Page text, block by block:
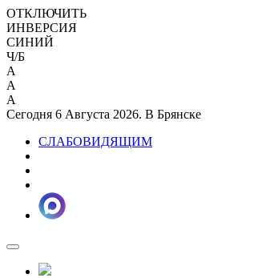
ОТКЛЮЧИТЬ
ИНВЕРСИЯ
СИНИЙ
Ч/Б
A
A
A
Сегодня 6 Августа 2026. В Брянске
СЛАБОВИДЯЩИМ